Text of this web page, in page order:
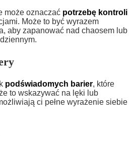
może oznaczać potrzebę kontroli
Może to być wyrazem
aby zapanować nad chaosem lub
podświadomych barier, które
to wskazywać na lęki lub
ci pełne wyrażenie siebie